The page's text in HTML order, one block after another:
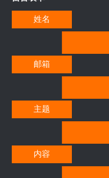
姓名
邮箱
主题
内容